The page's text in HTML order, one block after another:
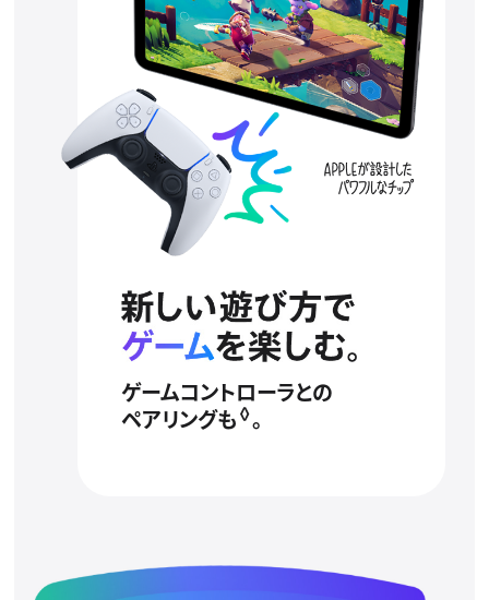
ゲームコントローラとの
ペアリングも◊。